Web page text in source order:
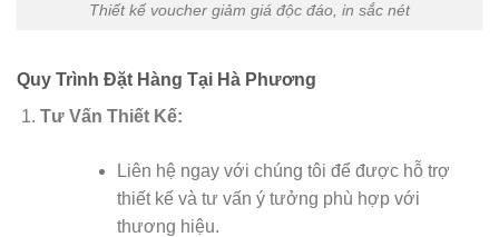
Thiết kế voucher giảm giá độc đáo, in sắc nét
Quy Trình Đặt Hàng Tại Hà Phương
Tư Vấn Thiết Kế:
Liên hệ ngay với chúng tôi để được hỗ trợ
thiết kế và tư vấn ý tưởng phù hợp với
thương hiệu.